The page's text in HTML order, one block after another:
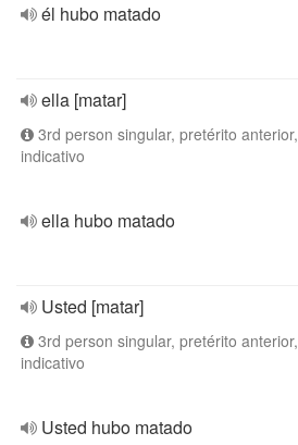
él hubo matado
ella [matar]
3rd person singular, pretérito anterior,
indicativo
ella hubo matado
Usted [matar]
3rd person singular, pretérito anterior,
indicativo
Usted hubo matado